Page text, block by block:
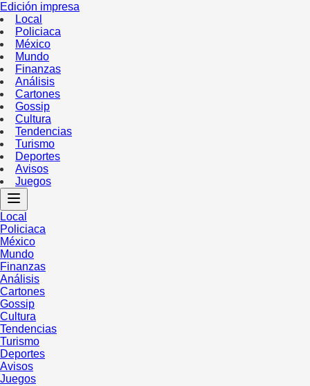
Edición impresa
Local
Policiaca
México
Mundo
Finanzas
Análisis
Cartones
Gossip
Cultura
Tendencias
Turismo
Deportes
Avisos
Juegos
Local
Policiaca
México
Mundo
Finanzas
Análisis
Cartones
Gossip
Cultura
Tendencias
Turismo
Deportes
Avisos
Juegos